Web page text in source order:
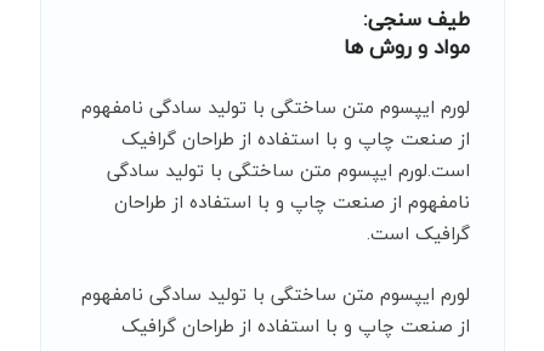
طیف سنجی:
مواد و روش ها
لورم ایپسوم متن ساختگی با تولید سادگی نامفهوم
از صنعت چاپ و با استفاده از طراحان گرافیک
است.لورم ایپسوم متن ساختگی با تولید سادگی
نامفهوم از صنعت چاپ و با استفاده از طراحان
گرافیک است.
لورم ایپسوم متن ساختگی با تولید سادگی نامفهوم
از صنعت چاپ و با استفاده از طراحان گرافیک